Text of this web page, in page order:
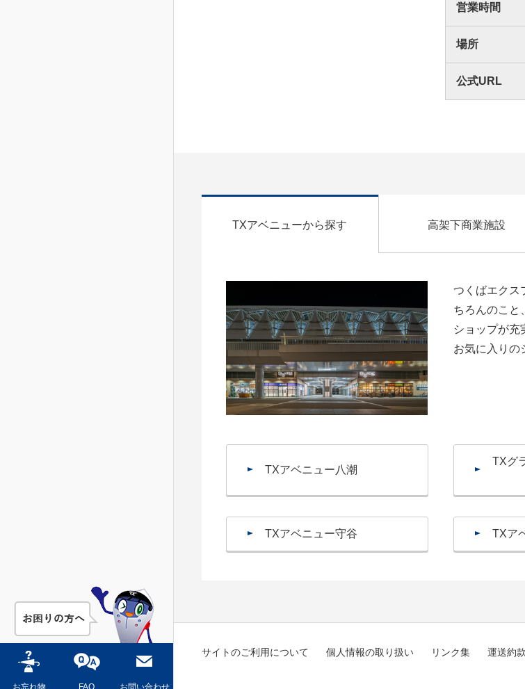
お忘れ物 FAQ お問い合わせ
営業時間
場所
公式URL
TXアベニューから探す 高架下商業施設
つくばエクス
ちろんのこと
ショップが充
お気に入りの
TXアベニュー八潮
TXグ
TXアベニュー守谷 TXア
サイトのご利用について 個人情報の取り扱い リンク集 運送約款